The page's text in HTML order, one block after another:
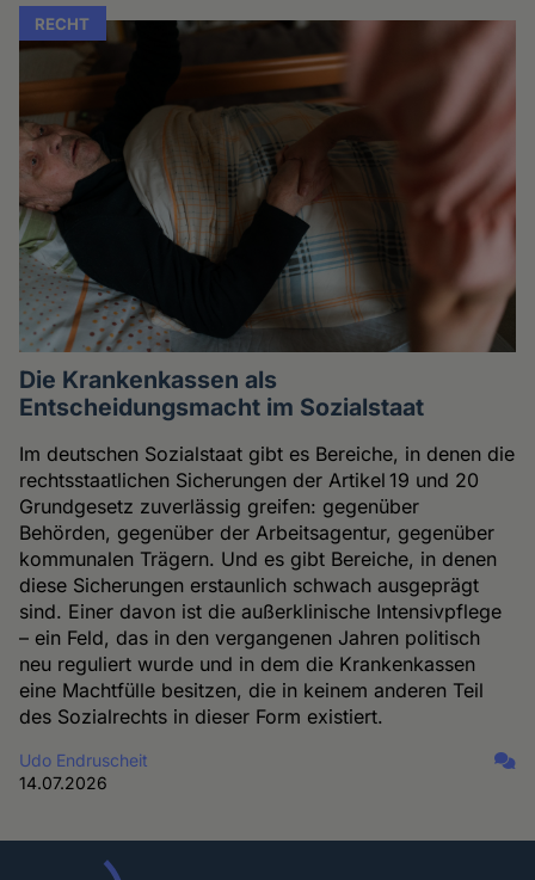
RECHT
Die Krankenkassen als
Entscheidungsmacht im Sozialstaat
Im deutschen Sozialstaat gibt es Bereiche, in denen die
rechtsstaatlichen Sicherungen der Artikel 19 und 20
Grundgesetz zuverlässig greifen: gegenüber
Behörden, gegenüber der Arbeitsagentur, gegenüber
kommunalen Trägern. Und es gibt Bereiche, in denen
diese Sicherungen erstaunlich schwach ausgeprägt
sind. Einer davon ist die außerklinische Intensivpflege
– ein Feld, das in den vergangenen Jahren politisch
neu reguliert wurde und in dem die Krankenkassen
eine Machtfülle besitzen, die in keinem anderen Teil
des Sozialrechts in dieser Form existiert.
Udo Endruscheit
14.07.2026